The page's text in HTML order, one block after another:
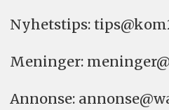
Nyhetstips:
Meninger:
Annonse: